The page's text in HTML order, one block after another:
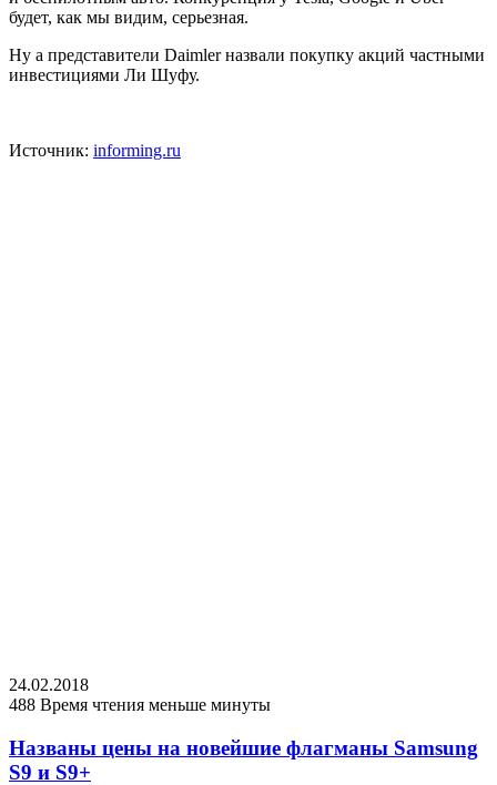
будет, как мы видим, серьезная.
Ну а представители Daimler назвали покупку акций частными
инвестициями Ли Шуфу.
Источник: informing.ru
24.02.2018
488 Время чтения меньше минуты
Названы цены на новейшие флагманы Samsung
S9 и S9+